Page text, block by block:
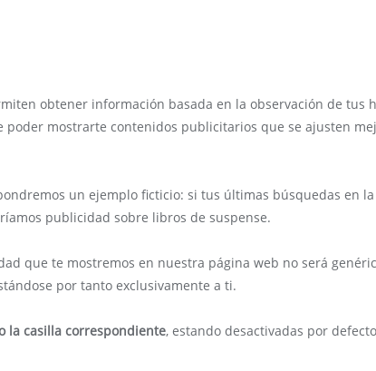
obtener información basada en la observación de tus
mostrarte contenidos publicitarios que se ajusten
un ejemplo ficticio: si tus últimas búsquedas en
publicidad sobre libros de suspense.
que te mostremos en nuestra página web no será
por tanto exclusivamente a ti.
la casilla correspondiente, estando desactivadas por